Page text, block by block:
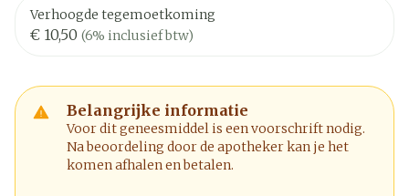
Verhoogde tegemoetkoming
€ 10,50 (6% inclusief btw)
Belangrijke informatie
Voor dit geneesmiddel is een voorschrift nodig.
Na beoordeling door de apotheker kan je het
komen afhalen en betalen.